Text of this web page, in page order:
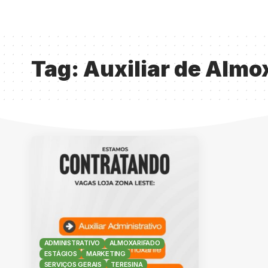
Tag: Auxiliar de
ADMINISTRATIVO
ALMOXARIFADO
ESTÁGIOS
MARKETING
SERVIÇOS GERAIS
TERESINA